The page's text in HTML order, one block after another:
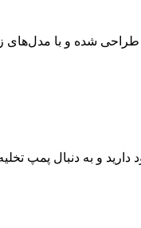
طراحی شده و با مدل‌های
دارید و به دنبال